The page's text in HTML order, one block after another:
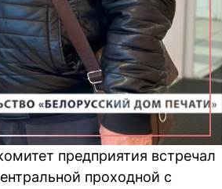
предприятия встречал
проходной с